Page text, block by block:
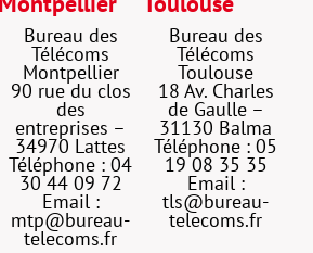
Bureau des
Télécoms
Montpellier
90 rue du clos
des
entreprises –
34970 Lattes
Téléphone : 04
30 44 09 72
Email :
mtp@bureau-
telecoms.fr
Bureau des
Télécoms
Toulouse
18 Av. Charles
de Gaulle –
31130 Balma
Téléphone : 05
19 08 35 35
Email :
tls@bureau-
telecoms.fr